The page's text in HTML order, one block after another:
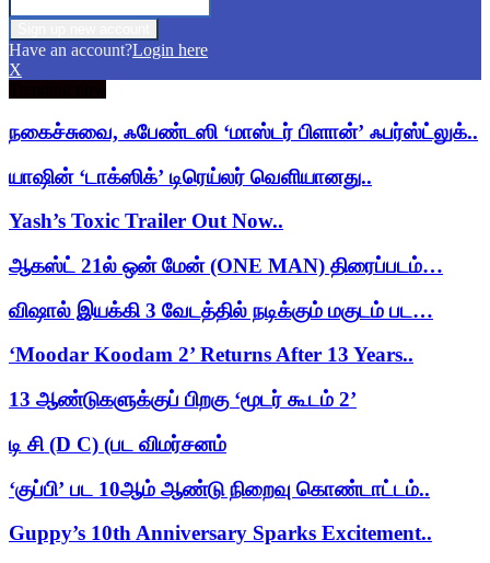
Have an account?Login here
X
நகைச்சுவை, ஃபேண்டஸி ‘மாஸ்டர் பிளான்’ ஃபர்ஸ்ட்லுக்..
யாஷின் ‘டாக்ஸிக்’ டிரெய்லர் வெளியானது..
Yash’s Toxic Trailer Out Now..
ஆகஸ்ட் 21ல் ஒன் மேன் (ONE MAN) திரைப்படம்…
விஷால் இயக்கி 3 வேடத்தில் நடிக்கும் மகுடம் பட…
‘Moodar Koodam 2’ Returns After 13 Years..
13 ஆண்டுகளுக்குப் பிறகு ‘மூடர் கூடம் 2’
டி சி (D C) (பட விமர்சனம்
‘குப்பி’ பட 10ஆம் ஆண்டு நிறைவு கொண்டாட்டம்..
Guppy’s 10th Anniversary Sparks Excitement..